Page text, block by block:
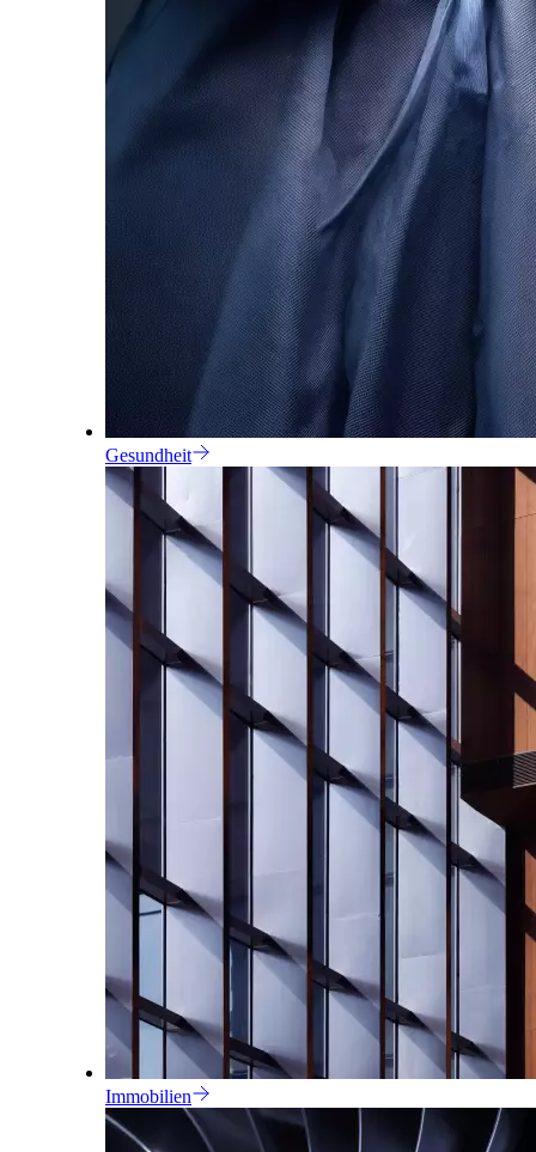
Gesundheit
Immobilien